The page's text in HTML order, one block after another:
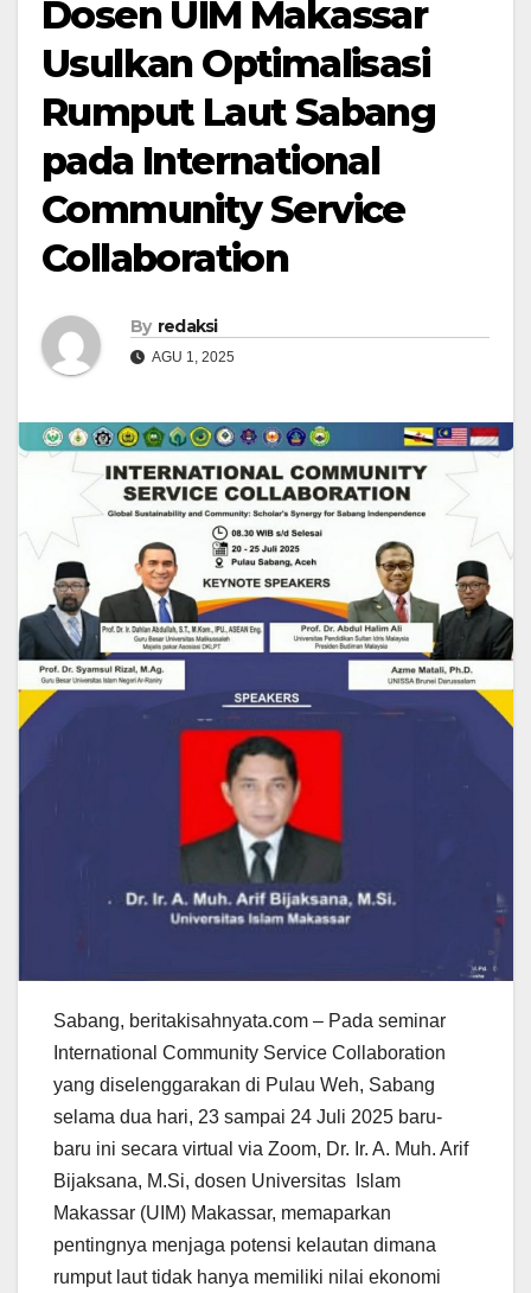
Dosen UIM Makassar
Usulkan Optimalisasi
Rumput Laut Sabang
pada International
Community Service
Collaboration
By redaksi
AGU 1, 2025
Sabang, beritakisahnyata.com – Pada seminar
International Community Service Collaboration
yang diselenggarakan di Pulau Weh, Sabang
selama dua hari, 23 sampai 24 Juli 2025 baru-
baru ini secara virtual via Zoom, Dr. Ir. A. Muh. Arif
Bijaksana, M.Si, dosen Universitas Islam
Makassar (UIM) Makassar, memaparkan
pentingnya menjaga potensi kelautan dimana
rumput laut tidak hanya memiliki nilai ekonomi